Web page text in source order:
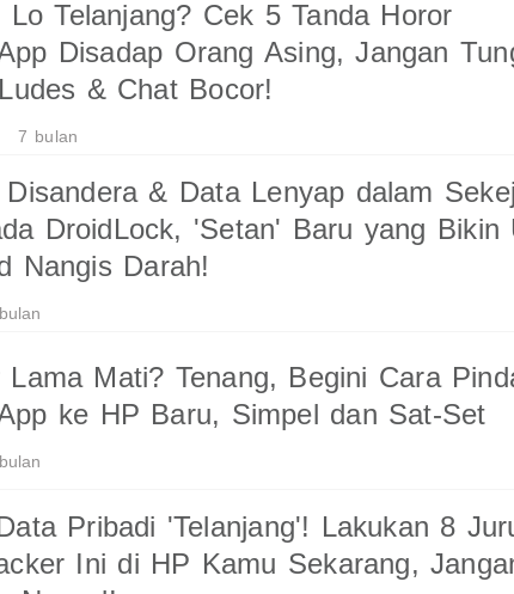
Lo Telanjang? Cek 5 Tanda Horor
Disadap Orang Asing, Jangan
& Chat Bocor!
7 bulan
& Data Lenyap dalam
DroidLock, 'Setan' Baru yang Bikin
Nangis Darah!
Lama Mati? Tenang, Begini Cara
ke HP Baru, Simpel dan Sat-Set
Pribadi 'Telanjang'! Lakukan 8
Ini di HP Kamu Sekarang,